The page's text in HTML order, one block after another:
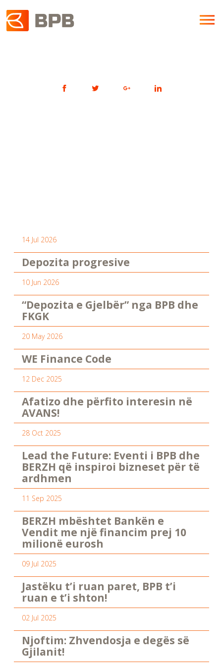
14 Jul 2026
Depozita progresive
10 Jun 2026
“Depozita e Gjelbër” nga BPB dhe
FKGK
20 May 2026
WE Finance Code
12 Dec 2025
Afatizo dhe përfito interesin në
AVANS!
28 Oct 2025
Lead the Future: Eventi i BPB dhe
BERZH që inspiroi bizneset për të
ardhmen
11 Sep 2025
BERZH mbështet Bankën e
Vendit me një financim prej 10
milionë eurosh
09 Jul 2025
Jastëku t’i ruan paret, BPB t’i
ruan e t’i shton!
02 Jul 2025
Njoftim: Zhvendosja e degës së
Gjilanit!